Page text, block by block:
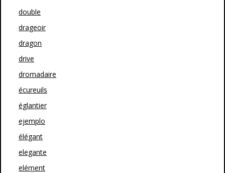
double
drageoir
dragon
drive
dromadaire
écureuils
églantier
ejemplo
élégant
elegante
elément